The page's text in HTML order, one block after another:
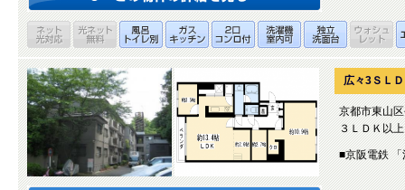
広々3ＳＬ
京都市東山
３ＬＤＫ以
■京阪電鉄